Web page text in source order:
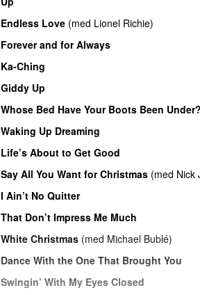
Endless Love (med Lionel Richie)
Forever and for Always
Ka-Ching
Giddy Up
Whose Bed Have Your Boots Been Under?
Waking Up Dreaming
Life’s About to Get Good
Say All You Want for Christmas (med Nick
I Ain’t No Quitter
That Don’t Impress Me Much
White Christmas (med Michael Bublé)
Dance With the One That Brought You
Swingin’ With My Eyes Closed